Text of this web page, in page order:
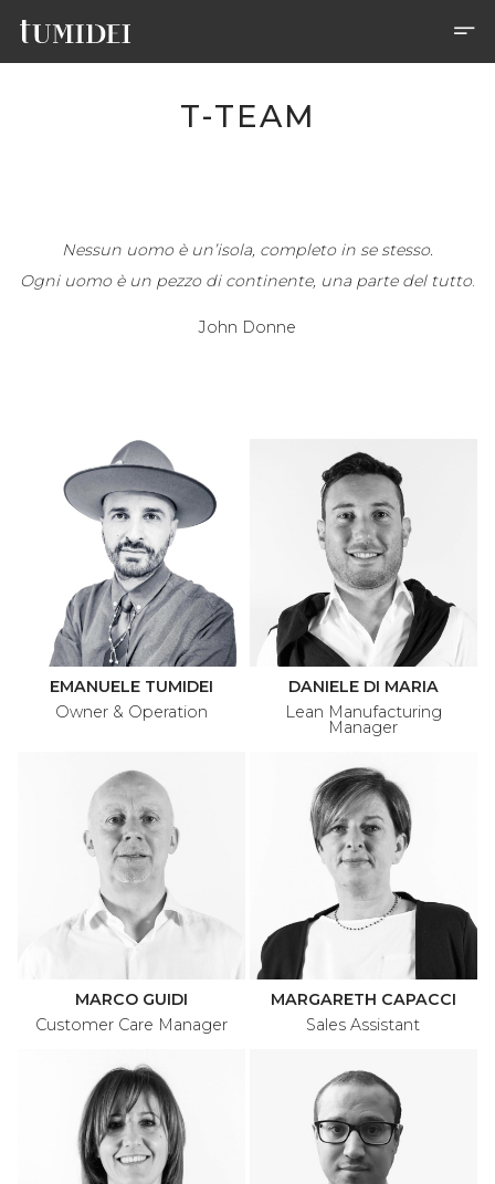
T-TEAM
Nessun uomo è un’isola, completo in se stesso.
Ogni uomo è un pezzo di continente, una parte del tutto.
John Donne
EMANUELE TUMIDEI
Owner & Operation
DANIELE DI MARIA
Lean Manufacturing
Manager
MARCO GUIDI
Customer Care Manager
MARGARETH CAPACCI
Sales Assistant